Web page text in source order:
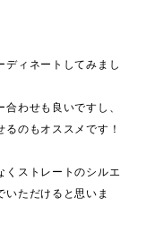
ディネートしてみまし
わせも良いですし、
のもオススメです！
くストレートのシルエ
いただけると思いま